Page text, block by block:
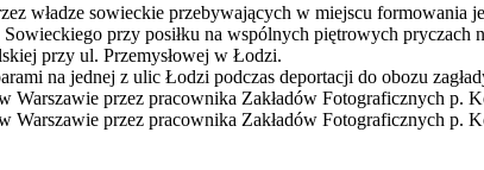
władze sowieckie przebywających w miejscu formowania
przy posiłku na wspólnych piętrowych pryczach
przy ul. Przemysłowej w Łodzi.
na jednej z ulic Łodzi podczas deportacji do obozu
Warszawie przez pracownika Zakładów Fotograficznych p.
Warszawie przez pracownika Zakładów Fotograficznych p.